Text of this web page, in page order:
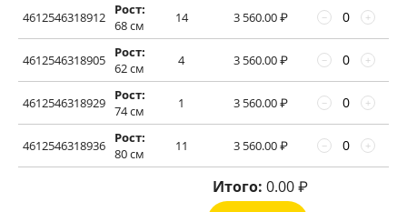
4612546318912
Рост:
68 см
14 3 560.00₽ +
−
4612546318905
Рост:
62 см
4 3 560.00₽ +
−
4612546318929
Рост:
74 см
1 3 560.00₽ +
−
4612546318936
Рост:
80 см
11 3 560.00₽ +
−
Итого: 0.00₽